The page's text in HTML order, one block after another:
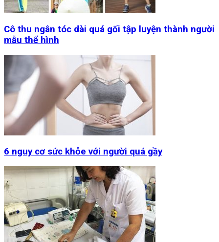
Cô thu ngân tóc dài quá gối tập luyện thành người
mẫu thể hình
6 nguy cơ sức khỏe với người quá gầy